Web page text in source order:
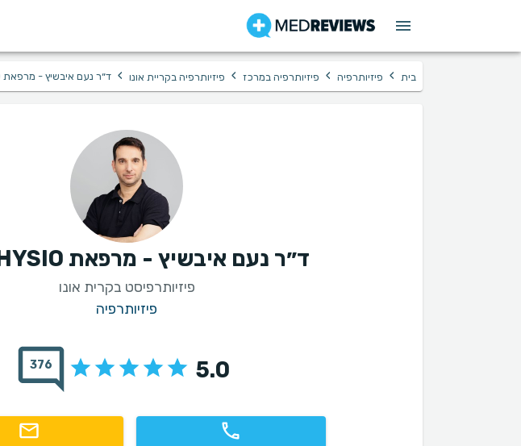
בית › פיזיותרפיה › פיזיותרפיה במרכז › פיזיותרפיה בקריית אונו › ד״ר נעם איבשיץ - מרפאת AB PHYSIO
ד״ר נעם איבשיץ - מרפאת AB PHYSIO
פיזיותרפיסט בקרית אונו
פיזיותרפיה
5.0
376